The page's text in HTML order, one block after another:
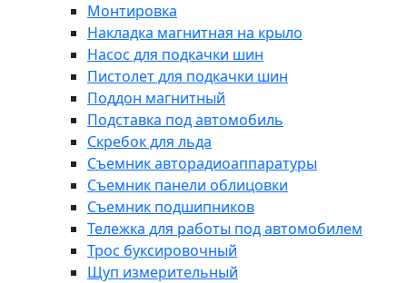
Монтировка
Накладка магнитная на крыло
Насос для подкачки шин
Пистолет для подкачки шин
Поддон магнитный
Подставка под автомобиль
Скребок для льда
Съемник авторадиоаппаратуры
Съемник панели облицовки
Съемник подшипников
Тележка для работы под автомобилем
Трос буксировочный
Щуп измерительный